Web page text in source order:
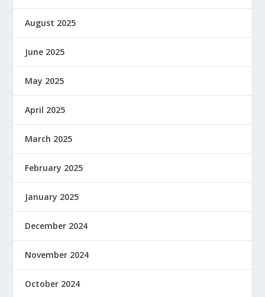
August 2025
June 2025
May 2025
April 2025
March 2025
February 2025
January 2025
December 2024
November 2024
October 2024